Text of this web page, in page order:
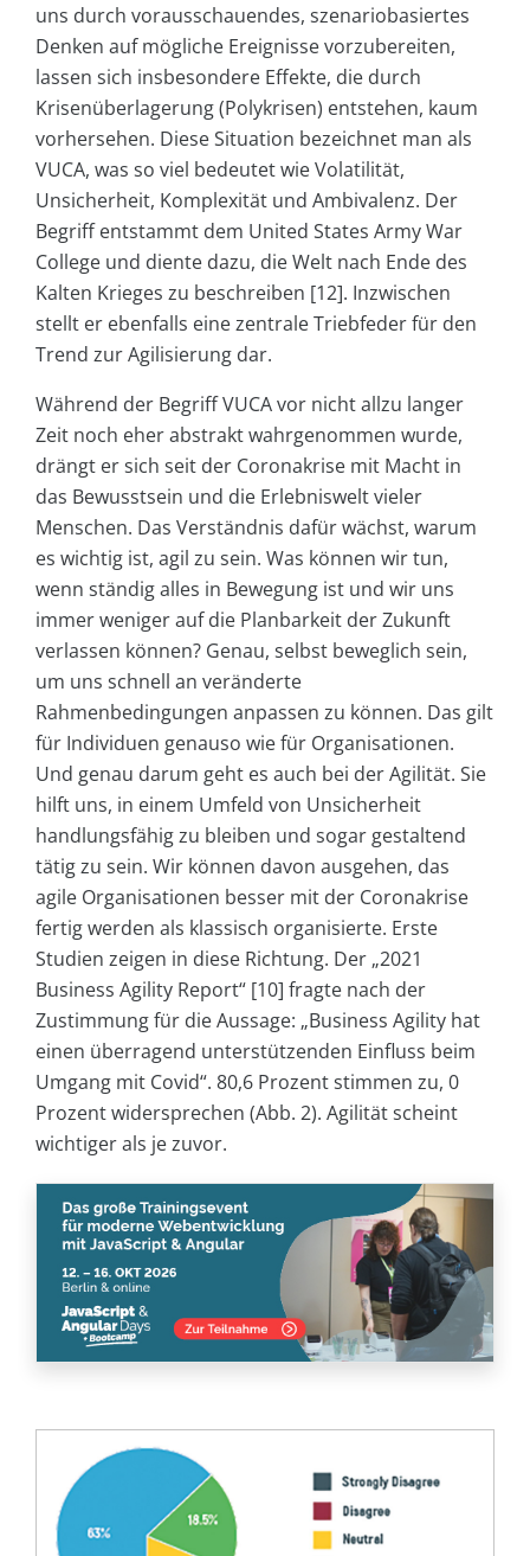
uns durch vorausschauendes, szenariobasiertes
Denken auf mögliche Ereignisse vorzubereiten,
lassen sich insbesondere Effekte, die durch
Krisenüberlagerung (Polykrisen) entstehen, kaum
vorhersehen. Diese Situation bezeichnet man als
VUCA, was so viel bedeutet wie Volatilität,
Unsicherheit, Komplexität und Ambivalenz. Der
Begriff entstammt dem United States Army War
College und diente dazu, die Welt nach Ende des
Kalten Krieges zu beschreiben [12]. Inzwischen
stellt er ebenfalls eine zentrale Triebfeder für den
Trend zur Agilisierung dar.
Während der Begriff VUCA vor nicht allzu langer
Zeit noch eher abstrakt wahrgenommen wurde,
drängt er sich seit der Coronakrise mit Macht in
das Bewusstsein und die Erlebniswelt vieler
Menschen. Das Verständnis dafür wächst, warum
es wichtig ist, agil zu sein. Was können wir tun,
wenn ständig alles in Bewegung ist und wir uns
immer weniger auf die Planbarkeit der Zukunft
verlassen können? Genau, selbst beweglich sein,
um uns schnell an veränderte
Rahmenbedingungen anpassen zu können. Das gilt
für Individuen genauso wie für Organisationen.
Und genau darum geht es auch bei der Agilität. Sie
hilft uns, in einem Umfeld von Unsicherheit
handlungsfähig zu bleiben und sogar gestaltend
tätig zu sein. Wir können davon ausgehen, das
agile Organisationen besser mit der Coronakrise
fertig werden als klassisch organisierte. Erste
Studien zeigen in diese Richtung. Der „2021
Business Agility Report“ [10] fragte nach der
Zustimmung für die Aussage: „Business Agility hat
einen überragend unterstützenden Einfluss beim
Umgang mit Covid“. 80,6 Prozent stimmen zu, 0
Prozent widersprechen (Abb. 2). Agilität scheint
wichtiger als je zuvor.